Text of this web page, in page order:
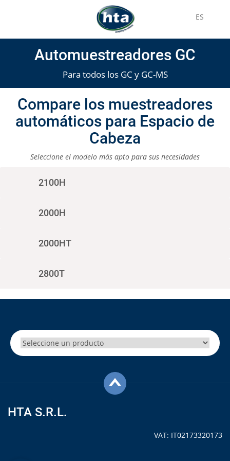
ES
Automuestreadores GC
Para todos los GC y GC-MS
Compare los muestreadores
automáticos para Espacio de
Cabeza
Seleccione el modelo más apto para sus necesidades
2100H
2000H
2000HT
2800T
HTA S.R.L.
VAT: IT02173320173